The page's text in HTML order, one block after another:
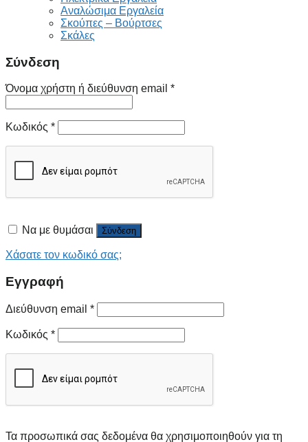
Αναλώσιμα Εργαλεία
Σκούπες – Βούρτσες
Σκάλες
Σύνδεση
Όνομα χρήστη ή διεύθυνση email *
Κωδικός *
Να με θυμάσαι Σύνδεση
Χάσατε τον κωδικό σας;
Εγγραφή
Διεύθυνση email *
Κωδικός *
Τα προσωπικά σας δεδομένα θα χρησιμοποιηθούν για τη